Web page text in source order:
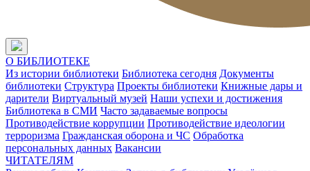
О БИБЛИОТЕКЕ
Из истории библиотеки Библиотека сегодня Документы
библиотеки Структура Проекты библиотеки Книжные дары и
дарители Виртуальный музей Наши успехи и достижения
Библиотека в СМИ Часто задаваемые вопросы
Противодействие коррупции Противодействие идеологии
терроризма Гражданская оборона и ЧС Обработка
персональных данных Вакансии
ЧИТАТЕЛЯМ